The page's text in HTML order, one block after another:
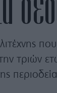
τριών